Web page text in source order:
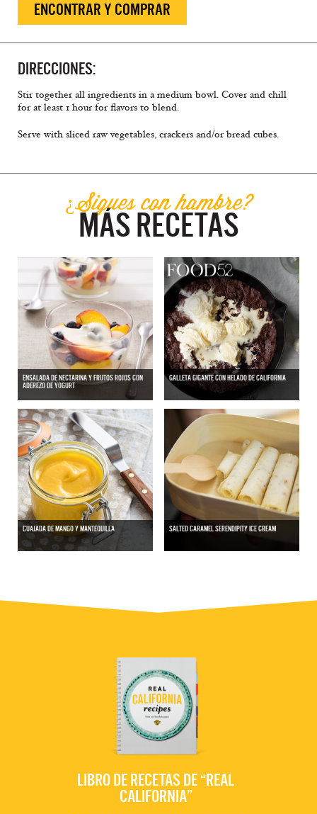
ENCONTRAR Y COMPRAR
DIRECCIONES:
Stir together all ingredients in a medium bowl. Cover and chill
for at least 1 hour for flavors to blend.
Serve with sliced raw vegetables, crackers and/or bread cubes.
¿Sigues con hambre?
MÁS RECETAS
ENSALADA DE NECTARINA Y FRUTOS ROJOS CON
ADEREZO DE YOGURT
GALLETA GIGANTE CON HELADO DE CALIFORNIA
CUAJADA DE MANGO Y MANTEQUILLA SALTED CARAMEL SERENDIPITY ICE CREAM
LIBRO DE RECETAS DE “REAL
CALIFORNIA”